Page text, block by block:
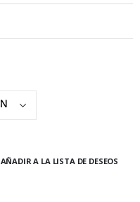
AÑADIR A LA LISTA DE DESEOS